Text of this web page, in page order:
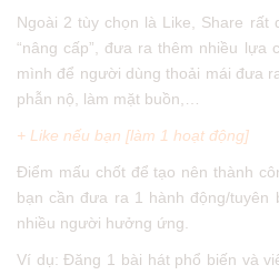
Ngoài 2 tùy chọn là Like, Share rất
“nâng cấp”, đưa ra thêm nhiều lựa
mình để người dùng thoải mái đưa
phẫn nộ, làm mặt buồn,…
+ Like nếu bạn [làm 1 hoạt động]
Điểm mấu chốt để tạo nên thành
bạn cần đưa ra 1 hành động/
nhiều người hưởng ứng.
Ví dụ: Đăng 1 bài hát phổ biến và